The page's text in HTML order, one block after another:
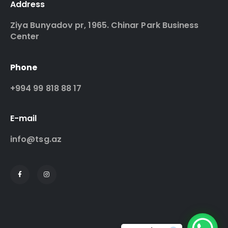
Address
Ziya Bunyadov pr, 1965. Chinar Park Business
Center
Phone
+994 99 818 88 17
E-mail
info@tsg.az